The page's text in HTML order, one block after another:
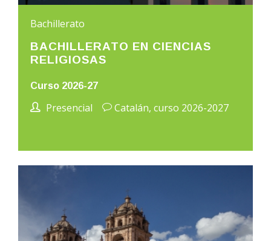
Bachillerato
BACHILLERATO EN CIENCIAS
RELIGIOSAS
Curso 2026-27
Presencial Catalán, curso 2026-2027